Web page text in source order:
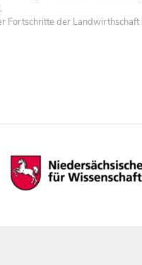
Fortschritte der